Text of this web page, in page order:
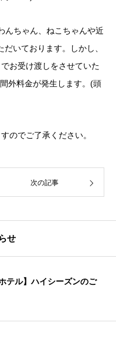
んちゃん、ねこちゃんや近
いております。しかし、
お受け渡しをさせていた
外料金が発生します。(頭
のでご了承ください。
次の記事
せ
テル】ハイシーズンのご